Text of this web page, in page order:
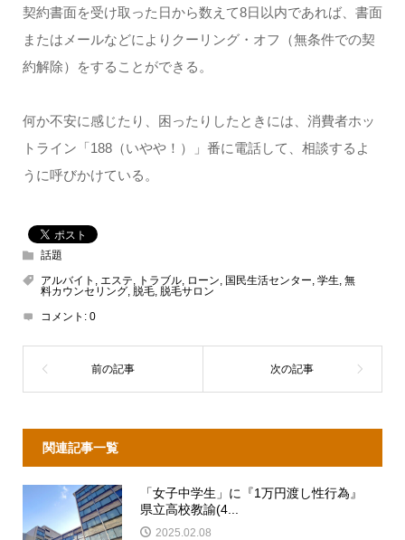
契約書面を受け取った日から数えて8日以内であれば、書面
またはメールなどによりクーリング・オフ（無条件での契
約解除）をすることができる。
何か不安に感じたり、困ったりしたときには、消費者ホッ
トライン「188（いやや！）」番に電話して、相談するよ
うに呼びかけている。
話題
アルバイト , エステ, トラブル, ローン, 国民生活センター, 学生, 無
料カウンセリング, 脱毛, 脱毛サロン
コメント: 0
関連記事一覧
「女子中学生」に『1万円渡し性行為』
県立高校教諭(4...
2025.02.08